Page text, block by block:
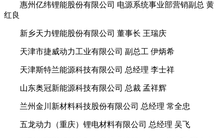
惠州亿纬锂能股份有限公司 电源系统事业部营销副总 黄
红良
新乡天力锂能股份有限公司 董事长 王瑞庆
天津市捷威动力工业有限公司 副总工 伊炳希
天津斯特兰能源科技有限公司 总经理 李士祥
山东奥冠新能源科技有限公司 总裁 孟祥辉
兰州金川新材料科技股份有限公司 总经理 常全忠
五龙动力（重庆）锂电材料有限公司 总经理 吴飞